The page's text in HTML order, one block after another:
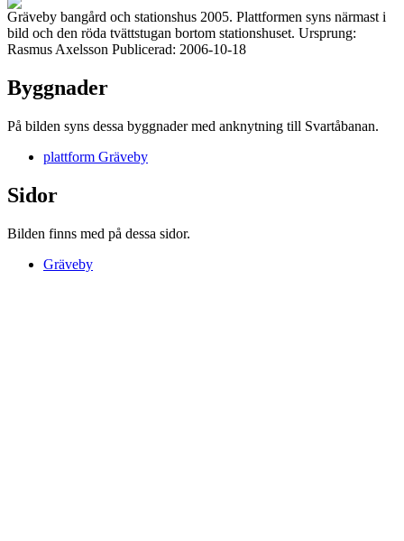
Gräveby bangård och stationshus 2005. Plattformen syns närmast i
bild och den röda tvättstugan bortom stationshuset. Ursprung:
Rasmus Axelsson Publicerad: 2006-10-18
Byggnader
På bilden syns dessa byggnader med anknytning till Svartåbanan.
plattform Gräveby
Sidor
Bilden finns med på dessa sidor.
Gräveby